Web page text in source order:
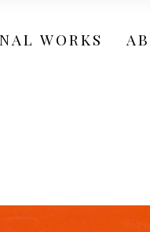
WORKS